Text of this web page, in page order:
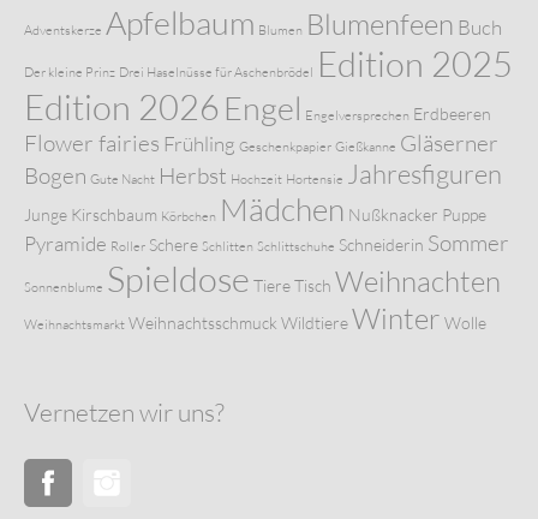
Adventskerze Apfelbaum Blumen Blumenfeen Buch
Der kleine Prinz Drei Haselnüsse für Aschenbrödel Edition 2025
Edition 2026 Engel Engelversprechen Erdbeeren
Flower fairies Frühling Geschenkpapier Gießkanne Gläserner
Bogen Gute Nacht Herbst Hochzeit Hortensie Jahresfiguren
Junge Kirschbaum Körbchen Mädchen Nußknacker Puppe
Pyramide Roller Schere Schlitten Schlittschuhe Schneiderin Sommer
Sonnenblume Spieldose TiereTisch Weihnachten
Weihnachtsmarkt Weihnachtsschmuck WildtiereWinter Wolle
Vernetzen wir uns?